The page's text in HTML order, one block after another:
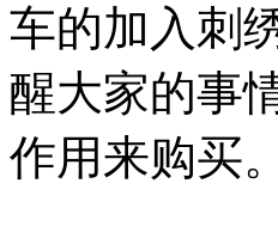
车的加入刺
醒大家的事
作用来购买。